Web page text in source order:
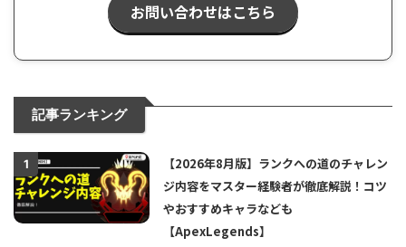
お問い合わせはこちら
記事ランキング
1
【2026年8月版】ランクへの道のチャレン
ジ内容をマスター経験者が徹底解説！コツ
やおすすめキャラなども
【ApexLegends】